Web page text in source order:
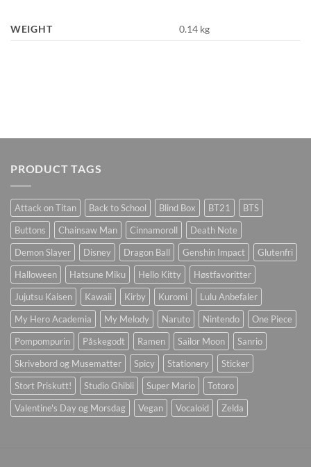
WEIGHT 0.14 kg
PRODUCT TAGS
Attack on Titan Back to School Blind Box BT21
BTS
Buttons
Chainsaw Man Cinnamoroll
Death Note
Demon Slayer
Disney Dragon Ball Genshin Impact
Glutenfri
Halloween
Hatsune Miku Hello Kitty
Høstfavoritter
Jujutsu Kaisen
Kawaii Kirby Kuromi
Lulu Anbefaler
My Hero Academia
My Melody Naruto Nintendo
One Piece
Pompompurin
Påskegodt Ramen Sailor Moon
Sanrio
Skrivebord og Musematter
Spicy Stationery
Sticker
Stort Priskutt!
Studio Ghibli Super Mario
Totoro
Valentine's Day og Morsdag
Vegan Vocaloid Zelda